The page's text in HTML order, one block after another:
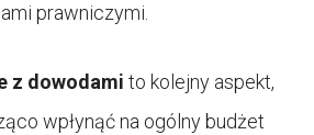
prawniczymi.
z dowodami to kolejny aspekt,
wpłynąć na ogólny budżet